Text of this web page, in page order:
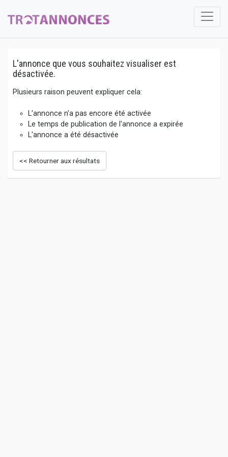
L'annonce que vous souhaitez visualiser est
désactivée.
Plusieurs raison peuvent expliquer cela:
L'annonce n'a pas encore été activée
Le temps de publication de l'annonce a expirée
L'annonce a été désactivée
<< Retourner aux résultats